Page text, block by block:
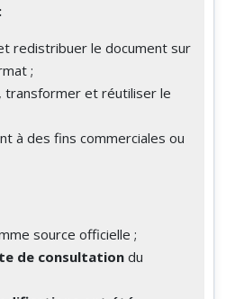
redistribuer le document sur
;
transformer et réutiliser le
à des fins commerciales ou
source officielle ;
de consultation du